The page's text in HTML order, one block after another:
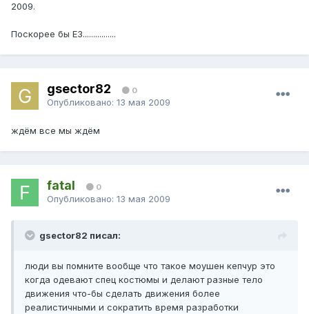
2009.
Поскорее бы E3................
gsector82 0
Опубликовано: 13 мая 2009
ждём все мы ждём
fatal 0
Опубликовано: 13 мая 2009
gsector82 писал:
люди вы помните вообще что такое моушен кепчур это
когда одевают спец костюмы и делают разные тело
движения что-бы сделать движения более
реалистичными и сократить время разработки